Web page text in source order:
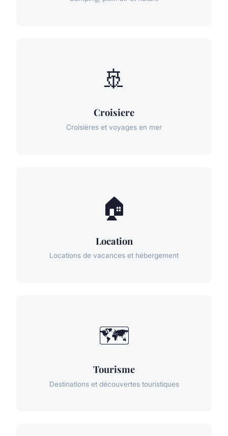
🚢
Croisiere
Croisières et voyages en mer
🏠
Location
Locations de vacances et hébergement
🗺️
Tourisme
Destinations et découvertes touristiques